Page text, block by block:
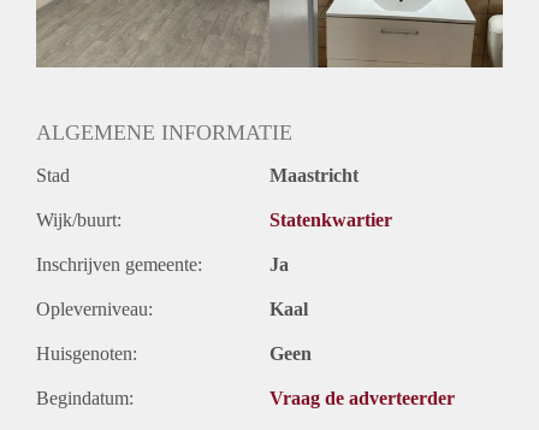
Geslacht huisgenoten: N.v.t.
ALGEMENE INFORMATIE
Stad Maastricht
Wijk/buurt: Statenkwartier
Inschrijven gemeente: Ja
Opleverniveau: Kaal
Huisgenoten: Geen
Begindatum: Vraag de adverteerder